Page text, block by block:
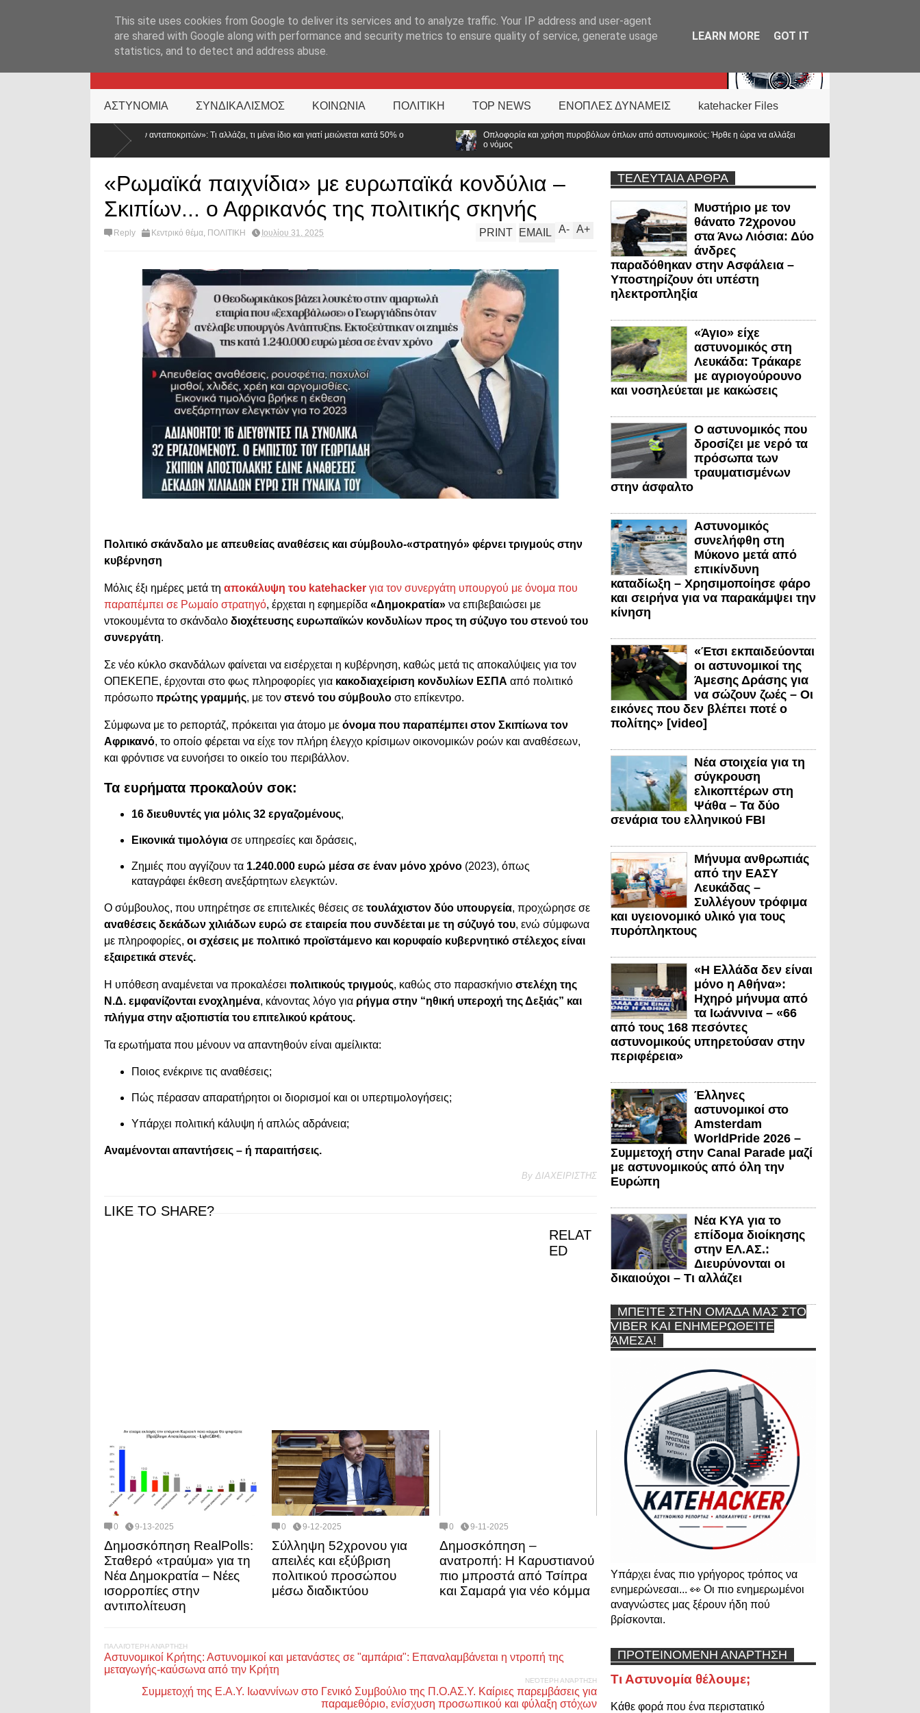
KATEHACKER
ΑΣΤΥΝΟΜΙΑ ΣΥΝΔΙΚΑΛΙΣΜΟΣ ΚΟΙΝΩΝΙΑ ΠΟΛΙΤΙΚΗ TOP NEWS ΕΝΟΠΛΕΣ ΔΥΝΑΜΕΙΣ katehacker Files
ανταποκριτών»: Τι αλλάζει, τι μένει ίδιο και γιατί μειώνεται κατά 50% ο
Οπλοφορία και χρήση πυροβόλων όπλων από αστυνομικούς: Ήρθε η ώρα να αλλάξει
«Ρωμαϊκά παιχνίδια» με ευρωπαϊκά κονδύλια –
Σκιπίων... ο Αφρικανός της πολιτικής σκηνής
Reply Κεντρικό θέμα, ΠΟΛΙΤΙΚΗ Ιουλίου 31, 2025 A+
A-
PRINT EMAIL
Πολιτικό σκάνδαλο με απευθείας αναθέσεις και σύμβουλο-«στρατηγό» φέρνει τριγμούς στην
κυβέρνηση
Μόλις έξι ημέρες μετά τη αποκάλυψη του katehacker για τον συνεργάτη υπουργού με όνομα που
παραπέμπει σε Ρωμαίο στρατηγό, έρχεται η εφημερίδα «Δημοκρατία» να επιβεβαιώσει με
ντοκουμέντα το σκάνδαλο διοχέτευσης ευρωπαϊκών κονδυλίων προς τη σύζυγο του στενού του
συνεργάτη.
Σε νέο κύκλο σκανδάλων φαίνεται να εισέρχεται η κυβέρνηση, καθώς μετά τις αποκαλύψεις για τον
ΟΠΕΚΕΠΕ, έρχονται στο φως πληροφορίες για κακοδιαχείριση κονδυλίων ΕΣΠΑ από πολιτικό
πρόσωπο πρώτης γραμμής, με τον στενό του σύμβουλο στο επίκεντρο.
Σύμφωνα με το ρεπορτάζ, πρόκειται για άτομο με όνομα που παραπέμπει στον Σκιπίωνα τον
Αφρικανό, το οποίο φέρεται να είχε τον πλήρη έλεγχο κρίσιμων οικονομικών ροών και αναθέσεων,
και φρόντισε να ευνοήσει το οικείο του περιβάλλον.
Τα ευρήματα προκαλούν σοκ:
16 διευθυντές για μόλις 32 εργαζομένους,
Εικονικά τιμολόγια σε υπηρεσίες και δράσεις,
Ζημιές που αγγίζουν τα 1.240.000 ευρώ μέσα σε έναν μόνο χρόνο (2023), όπως
καταγράφει έκθεση ανεξάρτητων ελεγκτών.
Ο σύμβουλος, που υπηρέτησε σε επιτελικές θέσεις σε τουλάχιστον δύο υπουργεία, προχώρησε σε
αναθέσεις δεκάδων χιλιάδων ευρώ σε εταιρεία που συνδέεται με τη σύζυγό του, ενώ σύμφωνα
με πληροφορίες, οι σχέσεις με πολιτικό προϊστάμενο και κορυφαίο κυβερνητικό στέλεχος είναι
εξαιρετικά στενές.
Η υπόθεση αναμένεται να προκαλέσει πολιτικούς τριγμούς, καθώς στο παρασκήνιο στελέχη της
Ν.Δ. εμφανίζονται ενοχλημένα, κάνοντας λόγο για ρήγμα στην “ηθική υπεροχή της Δεξιάς” και
πλήγμα στην αξιοπιστία του επιτελικού κράτους.
Τα ερωτήματα που μένουν να απαντηθούν είναι αμείλικτα:
Ποιος ενέκρινε τις αναθέσεις;
Πώς πέρασαν απαρατήρητοι οι διορισμοί και οι υπερτιμολογήσεις;
Υπάρχει πολιτική κάλυψη ή απλώς αδράνεια;
Αναμένονται απαντήσεις – ή παραιτήσεις.
By ΔΙΑΧΕΙΡΙΣΤΗΣ
LIKE TO SHARE?
RELAT
ED
0 9-13-2025
Δημοσκόπηση RealPolls:
Σταθερό «τραύμα» για τη
Νέα Δημοκρατία – Νέες
ισορροπίες στην
αντιπολίτευση
0 9-12-2025
Σύλληψη 52χρονου για
απειλές και εξύβριση
πολιτικού προσώπου
μέσω διαδικτύου
0 9-11-2025
Δημοσκόπηση –
ανατροπή: Η Καρυστιανού
πιο μπροστά από Τσίπρα
και Σαμαρά για νέο κόμμα
ΠΑΛΑΙΌΤΕΡΗ ΑΝΆΡΤΗΣΗ
Αστυνομικοί Κρήτης: Αστυνομικοί και μετανάστες σε "αμπάρια": Επαναλαμβάνεται η ντροπή της
μεταγωγής-καύσωνα από την Κρήτη
ΝΕΌΤΕΡΗ ΑΝΆΡΤΗΣΗ
Συμμετοχή της Ε.Α.Υ. Ιωαννίνων στο Γενικό Συμβούλιο της Π.Ο.ΑΣ.Υ. Καίριες παρεμβάσεις για
παραμεθόριο, ενίσχυση προσωπικού και φύλαξη στόχων
ΤΕΛΕΥΤΑΙΑ ΑΡΘΡΑ
Μυστήριο με τον
θάνατο 72χρονου
στα Άνω Λιόσια: Δύο
άνδρες
παραδόθηκαν στην Ασφάλεια –
Υποστηρίζουν ότι υπέστη
ηλεκτροπληξία
«Άγιο» είχε
αστυνομικός στη
Λευκάδα: Τράκαρε
με αγριογούρουνο
και νοσηλεύεται με κακώσεις
Ο αστυνομικός που
δροσίζει με νερό τα
πρόσωπα των
τραυματισμένων
στην άσφαλτο
Αστυνομικός
συνελήφθη στη
Μύκονο μετά από
επικίνδυνη
καταδίωξη – Χρησιμοποίησε φάρο
και σειρήνα για να παρακάμψει την
κίνηση
«Έτσι εκπαιδεύονται
οι αστυνομικοί της
Άμεσης Δράσης για
να σώζουν ζωές – Οι
εικόνες που δεν βλέπει ποτέ ο
πολίτης» [video]
Νέα στοιχεία για τη
σύγκρουση
ελικοπτέρων στη
Ψάθα – Τα δύο
σενάρια του ελληνικού FBI
Μήνυμα ανθρωπιάς
από την ΕΑΣΥ
Λευκάδας –
Συλλέγουν τρόφιμα
και υγειονομικό υλικό για τους
πυρόπληκτους
«Η Ελλάδα δεν είναι
μόνο η Αθήνα»:
Ηχηρό μήνυμα από
τα Ιωάννινα – «66
από τους 168 πεσόντες
αστυνομικούς υπηρετούσαν στην
περιφέρεια»
Έλληνες
αστυνομικοί στο
Amsterdam
WorldPride 2026 –
Συμμετοχή στην Canal Parade μαζί
με αστυνομικούς από όλη την
Ευρώπη
Νέα ΚΥΑ για το
επίδομα διοίκησης
στην ΕΛ.ΑΣ.:
Διευρύνονται οι
δικαιούχοι – Τι αλλάζει
ΜΠΕΊΤΕ ΣΤΗΝ ΟΜΆΔΑ ΜΑΣ ΣΤΟ
VIBER ΚΑΙ ΕΝΗΜΕΡΩΘΕΊΤΕ
ΆΜΕΣΑ!
Υπάρχει ένας πιο γρήγορος τρόπος να
ενημερώνεσαι... 👀 Οι πιο ενημερωμένοι
αναγνώστες μας ξέρουν ήδη πού
βρίσκονται.
ΠΡΟΤΕΙΝΟΜΕΝΗ ΑΝΑΡΤΗΣΗ
Τι Αστυνομία θέλουμε;
Κάθε φορά που ένα περιστατικό
This site uses cookies from Google to deliver its services and to analyze traffic. Your IP address and user-agent
are shared with Google along with performance and security metrics to ensure quality of service, generate usage
statistics, and to detect and address abuse.
LEARN MORE GOT IT